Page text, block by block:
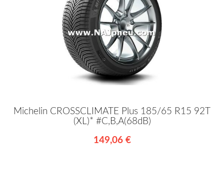
Michelin CROSSCLIMATE Plus 185/65 R15 92T
(XL)* #C,B,A(68dB)
149,06 €